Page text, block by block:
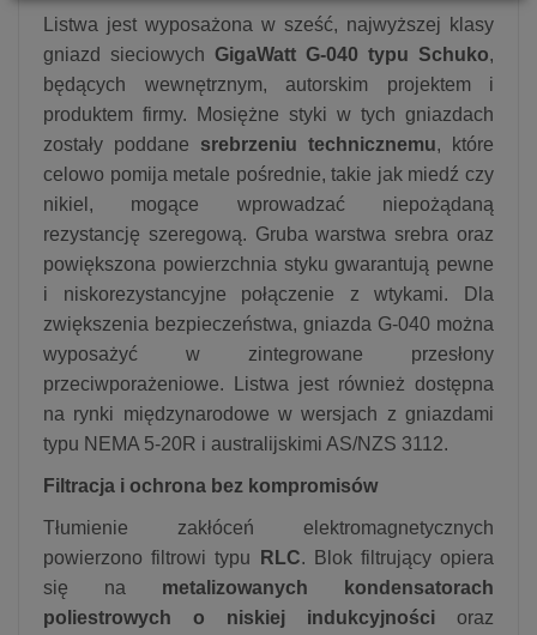
Listwa jest wyposażona w sześć, najwyższej klasy
gniazd sieciowych GigaWatt G-040 typu Schuko,
będących wewnętrznym, autorskim projektem i
produktem firmy. Mosiężne styki w tych gniazdach
zostały poddane srebrzeniu technicznemu, które
celowo pomija metale pośrednie, takie jak miedź czy
nikiel, mogące wprowadzać niepożądaną
rezystancję szeregową. Gruba warstwa srebra oraz
powiększona powierzchnia styku gwarantują pewne
i niskorezystancyjne połączenie z wtykami. Dla
zwiększenia bezpieczeństwa, gniazda G-040 można
wyposażyć w zintegrowane przesłony
przeciwporażeniowe. Listwa jest również dostępna
na rynki międzynarodowe w wersjach z gniazdami
typu NEMA 5-20R i australijskimi AS/NZS 3112.
Filtracja i ochrona bez kompromisów
Tłumienie zakłóceń elektromagnetycznych
powierzono filtrowi typu
RLC. Blok filtrujący opiera
się na metalizowanych kondensatorach
poliestrowych o niskiej indukcyjności oraz